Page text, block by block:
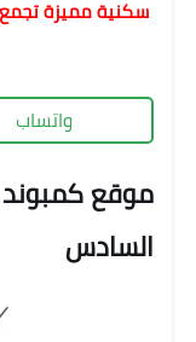
سكنية مميزة
واتساب
موقع كمبوند
السادس